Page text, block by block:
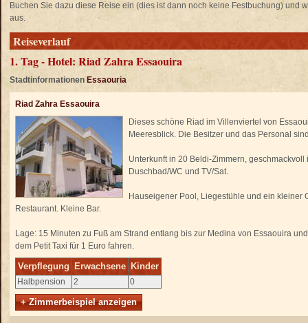
Buchen Sie dazu diese Reise ein (dies ist dann noch keine Festbuchung) und
aus.
Reiseverlauf
1. Tag - Hotel: Riad Zahra Essaouira
Stadtinformationen Essaouria
Riad Zahra Essaouira
Dieses schöne Riad im Villenviertel von
Meeresblick. Die Besitzer und das Personal
Unterkunft in 20 Beldi-Zimmern,
Duschbad/WC und TV/Sat.
Hauseigener Pool, Liegestühle und ein kleiner
Restaurant. Kleine Bar.
Lage: 15 Minuten zu Fuß am Strand entlang bis zur Medina von Essaouira
dem Petit Taxi für 1 Euro fahren.
Verpflegung Erwachsene Kinder
Halbpension 2 0
+ Zimmerbeispiel anzeigen